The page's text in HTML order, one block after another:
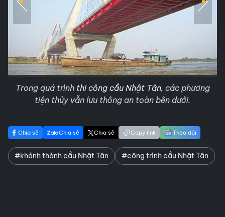
Trong quá trìnhthi công cầu Nhật Tân, các phương
tiện thủy vẫn lưu thông an toàn bên dưới.
Chia sẻ Chia sẻ Chia sẻ Copy link Theo dõi
#khánh thành cầu Nhật Tân #công trình cầu Nhật Tân